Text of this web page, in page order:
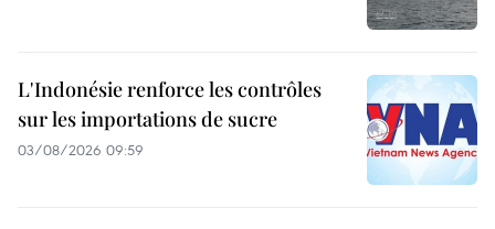
L'Indonésie renforce les contrôles
sur les importations de sucre
03/08/2026 09:59